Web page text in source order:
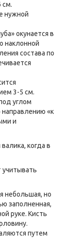
см.
нужной
окунается в
наклонной
состава по
3-5 см.
углом
направлению «к
и
когда в
учитывать
небольшая, но
заполненная,
руке. Кисть
путем